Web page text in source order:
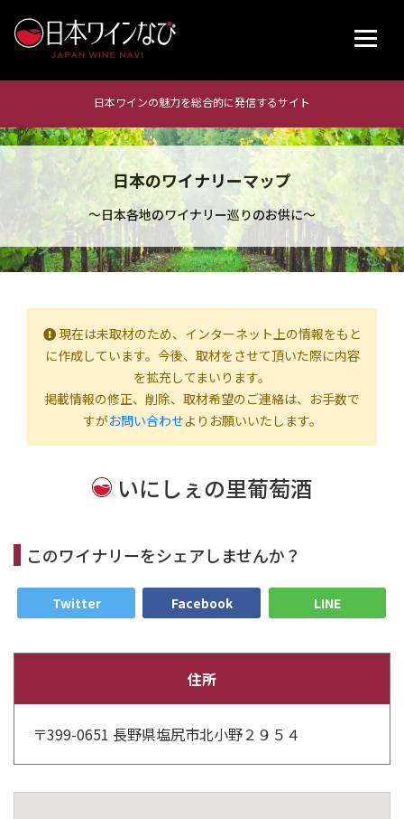
日本ワインの魅力を総合的に発信するサイト
日本のワイナリーマップ
～日本各地のワイナリー巡りのお供に～
現在は未取材のため、インターネット上の情報をもと
に作成しています。今後、取材をさせて頂いた際に内容
を拡充してまいります。
掲載情報の修正、削除、取材希望のご連絡は、お手数で
すがお問い合わせよりお願いいたします。
いにしぇの里葡萄酒
このワイナリーをシェアしませんか？
Twitter Facebook LINE
住所
〒399-0651 長野県塩尻市北小野２９５４